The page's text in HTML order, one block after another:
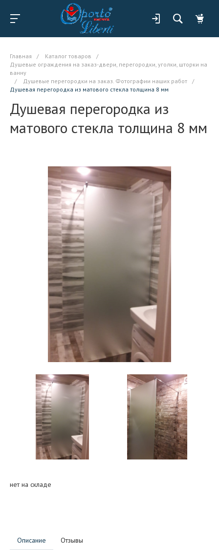
Главная / Каталог товаров
/
Душевые ограждения на заказ-двери, перегородки, уголки, шторки на
ванну
/
Душевые перегородки на заказ. Фотографии наших работ
/
Душевая перегородка из матового стекла толщина 8 мм
Душевая перегородка из
матового стекла толщина 8 мм
нет на складе
Описание Отзывы